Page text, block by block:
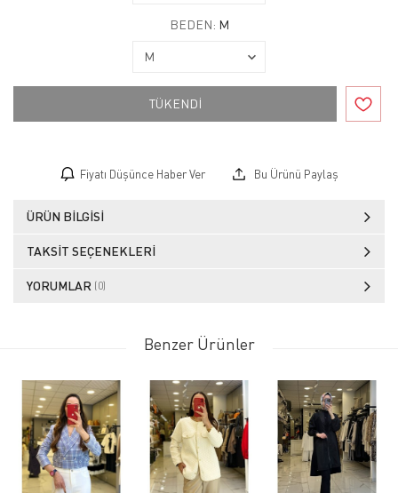
BEDEN: M
TÜKENDİ
Fiyatı Düşünce Haber Ver Bu Ürünü Paylaş
ÜRÜN BILGISI
TAKSIT SEÇENEKLERI
YORUMLAR (0)
Benzer Ürünler